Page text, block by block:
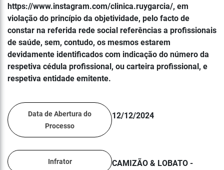
https://www.instagram.com/clinica.ruygarcia/, em
violação do princípio da objetividade, pelo facto de
constar na referida rede social referências a profissionais
de saúde, sem, contudo, os mesmos estarem
devidamente identificados com indicação do número da
respetiva cédula profissional, ou carteira profissional, e
respetiva entidade emitente.
Data de Abertura do
Processo
12/12/2024
Infrator
CAMIZÃO & LOBATO -